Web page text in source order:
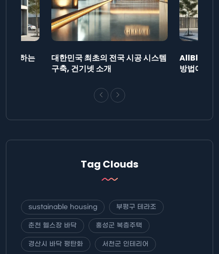
제출하는
대한민국 최초의 전국 시공 시스템
구축, 건기넷 소개
AllBlog에
방법에 대
Tag Clouds
sustainable housing 부평구 테라조
춘천 헬스장 바닥 홍성군 복층주택
경산시 바닥 평탄화 서천군 인테리어